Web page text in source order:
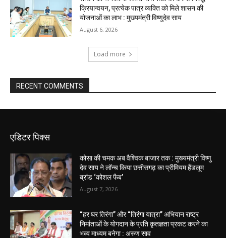
क्रियान्वयन, प्रत्येक पात्र व्यक्ति को मिले शासन की
योजनाओं का लाभ : मुख्यमंत्री विष्णुदेव साय
August 6, 2026
Load more
RECENT COMMENTS
एडिटर पिक्स
कोसा की चमक अब वैश्विक बाजार तक : मुख्यमंत्री विष्णु
देव साय ने लॉन्च किया छत्तीसगढ़ का प्रीमियम हैंडलूम
ब्रांड ‘कोशल फैब’
August 7, 2026
“हर घर तिरंगा” और “तिरंगा यात्रा” अभियान राष्ट्र
निर्माताओं के योगदान के प्रति कृतज्ञता प्रकट करने का
भव्य माध्यम बनेगा : अरुण साव